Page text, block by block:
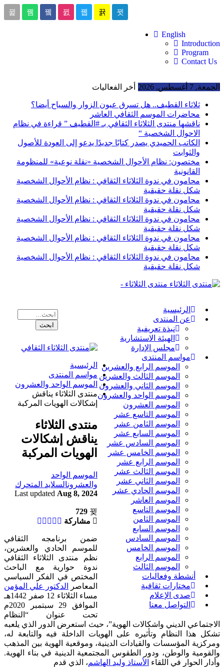
English
Introduction
Program
Contact Us
الجمعة, 7 أغسطس, 2026 أخر الفعاليات
ثلاثاء القطيف.. هل تسرق عيون الزوار والسياح أيضا؟
محاضرات الموسم الثقافي العاشر
ناقشها منتدى الثلاثاء الثقافي بـ #القطيف ” قراءة في نظام
الاحوال الشخصية “
الكاتب الحميدي يصدر كتابًا جديدًا يدعو إلى العودة للأصول
والثوابت
مختصون: نظام الأحوال الشخصية «نقلة نوعية» للمنظومة
القانونية
محامون في ندوة الثلاثاء الثقافي : نظام الأحوال الشخصية
شكل نقلة حقيقية
محامون في ندوة الثلاثاء الثقافي : نظام الأحوال الشخصية
شكل نقلة حقيقية
محامون في ندوة الثلاثاء الثقافي : نظام الأحوال الشخصية
شكل نقلة حقيقية
محامون في ندوة الثلاثاء الثقافي : نظام الأحوال الشخصية
شكل نقلة حقيقية
محامون في ندوة الثلاثاء الثقافي : نظام الأحوال الشخصية
شكل نقلة حقيقية
منتدى الثلاثاء -
الرئيسية
عن المنتدى
نبذة تعريفية
الهيئة الاستشارية
مجلس الإدارة
مواسم المنتدى
الموسم الرابع والعشرين
الموسم الثالث والعشرين
الموسم الثاني والعشرون
الموسم الواحد والعشرون
الموسم العشرون
الموسم التاسع عشر
الموسم الثامن عشر
الموسم السابع عشر
الموسم السادس عشر
الموسم الخامس عشر
الموسم الرابع عشر
الموسم الثالث عشر
الموسم الثاني عشر
الموسم الحادي عشر
الموسم العاشر
الموسم التاسع
الموسم الثامن
الموسم السابع
الموسم السادس
الموسم الخامس
الموسم الرابع
الموسم الثالث
أنشطة وفعاليات
مختارات ثقافية
صدى الإعلام
التواصل معنا
الرئيسية
مواسم المنتدى
الموسم الواحد والعشرون
منتدى الثلاثاء يناقش
إشكالات الهويات المركبة
منتدى الثلاثاء
يناقش إشكالات
الهويات المركبة
الموسم الواحد
والعشرونالسلايد المتحرك
Last updated Aug 8, 2024
729
مشاركة
ضمن برنامجه الثقافي
للموسم الحادي والعشرين،
نظم منتدى الثلاثاء الثقافي
ندوة حوارية مع الباحث
المختص في الفكر السياسي
المعاصر
الدكتور علي المؤمن
مساء الثلاثاء 12 صفر 1442هـ
الموافق 29 سبتمبر 2020م
تحت عنوان “النظام
الاجتماعي الديني واشكالات الهوية”، حيث استعرض الدور الذي يلعبه
تشكل هذا النظام وتأثيره على الهويات الداخلة فيه والتابعة له،
ومركزية المؤسسات والقيادات الدينية، وموقعية الهوية بين المذهب
والقومية والوطن، ودور الطقوس المجتمعية الدينية في بناء الهوية.
وأدار الحوار في اللقاء الأستاذ وليد الهاشم، الذي قدم